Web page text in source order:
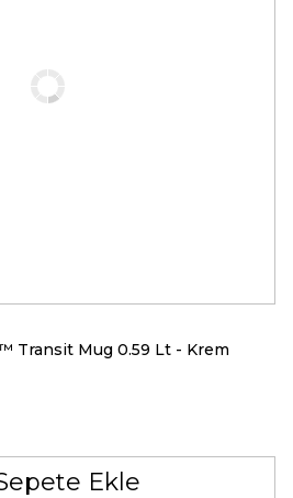
Transit Mug 0.59 Lt - Krem
Ekle